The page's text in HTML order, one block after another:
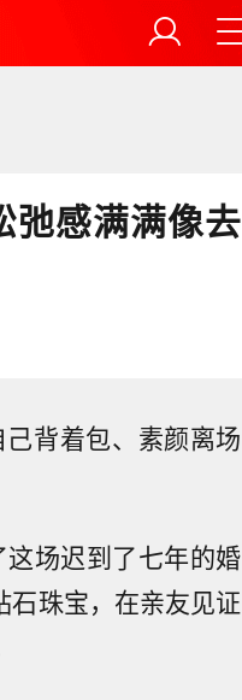
弛感满满像去
背着包、素颜离场
场迟到了七年的婚
珠宝，在亲友见证